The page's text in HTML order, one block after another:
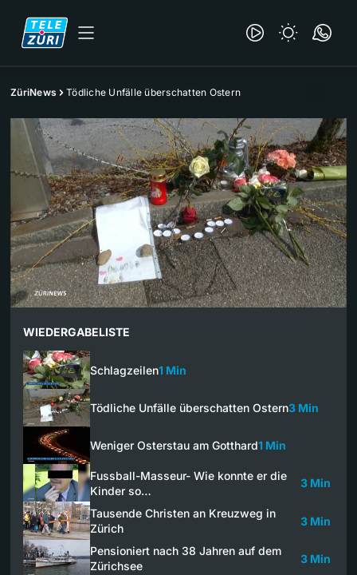
ZüriNews Tödliche Unfälle überschatten Ostern
WIEDERGABELISTE
Schlagzeilen1 Min
Tödliche Unfälle überschatten Ostern3 Min
Weniger Osterstau am Gotthard1 Min
Fussball-Masseur- Wie konnte er die
Kinder so…
3 Min
Tausende Christen an Kreuzweg in
Zürich
3 Min
Pensioniert nach 38 Jahren auf dem
Zürichsee
3 Min